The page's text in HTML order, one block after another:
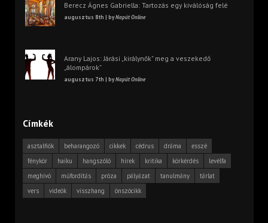
Berecz Ágnes Gabriella: Tartozás egy kiválóság felé
augusztus 8th | byNapút Online
Arany Lajos: Járási „királynők” meg a veszekedő
„álompárok”
augusztus 7th | byNapút Online
Címkék
asztalfiók beharangozó cikkek cédrus dráma
esszé
fénykör
haiku hangszóló hírek kritika körkérdés
levélfa
meghívó
műfordítás próza pályázat tanulmány
tárlat
vers
videók visszhang önszócikk